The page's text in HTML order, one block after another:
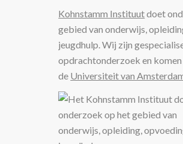
Kohnstamm Instituutdoet
gebied van onderwijs,
jeugdhulp. Wij zijn
opdrachtonderzoek en
de Universiteit van